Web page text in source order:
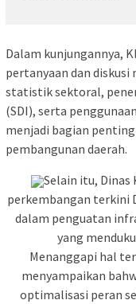
Dalam kunjungannya,
pertanyaan dan
statistik sektoral,
(SDI), serta
menjadi bagian
pembangunan daerah.
Selain itu, Dinas
perkembangan terkini
dalam penguatan
yang
Menanggapi hal
menyampaikan
optimalisasi peran